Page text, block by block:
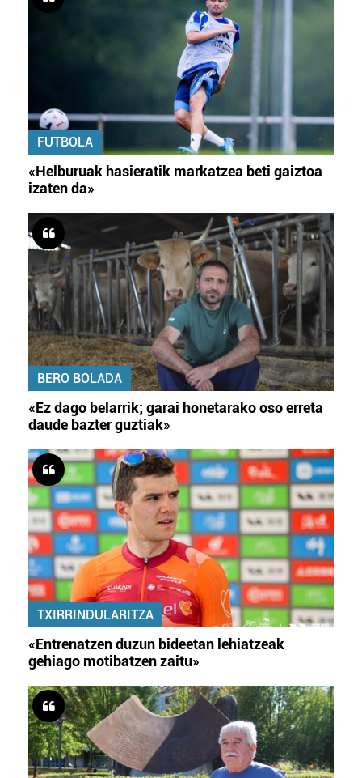
FUTBOLA
«Helburuak hasieratik markatzea beti gaiztoa
izaten da»
BERO BOLADA
«Ez dago belarrik; garai honetarako oso erreta
daude bazter guztiak»
TXIRRINDULARITZA
«Entrenatzen duzun bideetan lehiatzeak
gehiago motibatzen zaitu»